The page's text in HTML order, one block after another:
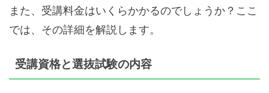
また、受講料金はいくらかかるのでしょうか？ここ
では、その詳細を解説します。
受講資格と選抜試験の内容